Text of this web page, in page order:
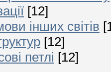
[12]
інших світів
[12]
петлі [12]